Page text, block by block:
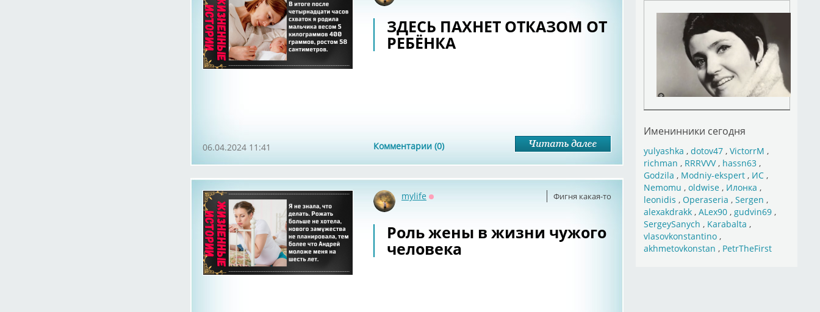
ЗДЕСЬ ПАХНЕТ ОТКАЗОМ ОТ
РЕБЁНКА
Комментарии (0)
06.04.2024 11:41
Фигня какая-то
mylife
Роль жены в жизни чужого
человека
Именинники сегодня
yulyashka , dotov47, VictorrM ,
richman , RRRVVV, hassn63,
Godzila , Modniy-ekspert, ИС,
Nemomu , oldwise, Илонка ,
leonidis , Operaseria , Sergen ,
alexakdrakk, ALex90, gudvin69,
SergeySanych , Karabalta ,
vlasovkonstantino,
akhmetovkonstan , PetrTheFirst